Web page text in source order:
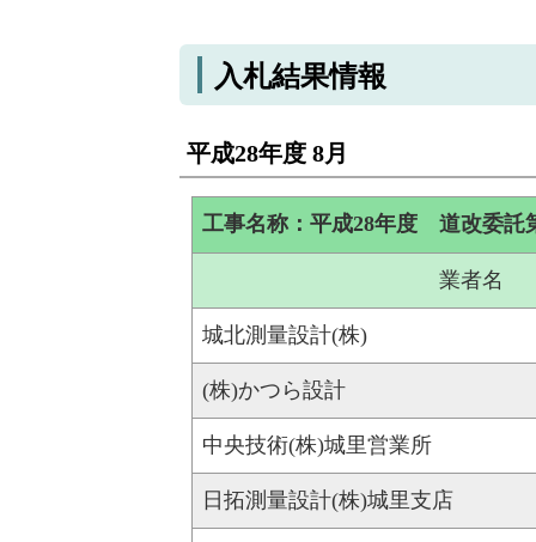
入札結果情報
平成28年度 8月
工事名称：平成28年度 道改委
業者名
城北測量設計(株)
(株)かつら設計
中央技術(株)城里営業所
日拓測量設計(株)城里支店